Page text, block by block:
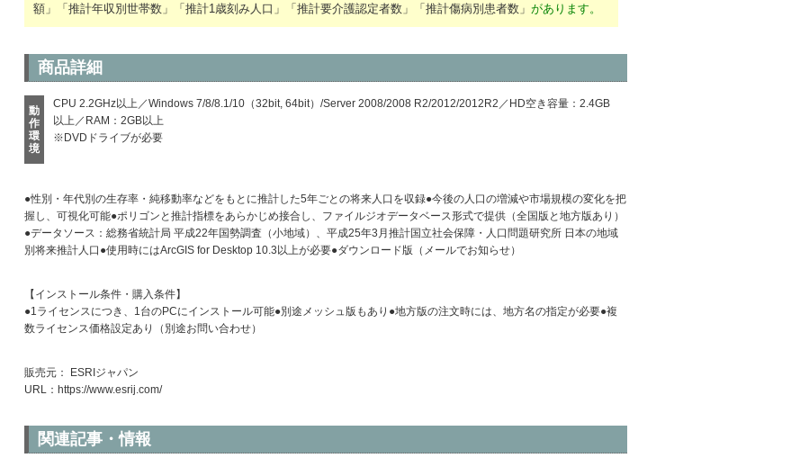
額」
「推計年収別世帯数」 「推計1歳刻み人口」 「推計要介護認定者数」 「推計傷病別患者数」 があります。
商品詳細
動
作
環
境
CPU 2.2GHz以上／Windows 7/8/8.1/10（32bit, 64bit）/Server 2008/2008 R2/2012/2012R2／HD空き容量：2.4GB
以上／RAM：2GB以上
※DVDドライブが必要
●性別・年代別の生存率・純移動率などをもとに推計した5年ごとの将来人口を収録●今後の人口の増減や市場規模の変化を把
握し、可視化可能●ポリゴンと推計指標をあらかじめ接合し、ファイルジオデータベース形式で提供（全国版と地方版あり）
●データソース：総務省統計局 平成22年国勢調査（⼩地域）、平成25年3月推計国立社会保障・人口問題研究所 日本の地域
別将来推計人口●使用時にはArcGIS for Desktop 10.3以上が必要●ダウンロード版（メールでお知らせ）
【インストール条件・購入条件】
●1ライセンスにつき、1台のPCにインストール可能●別途メッシュ版もあり●地方版の注文時には、地方名の指定が必要●複
数ライセンス価格設定あり（別途お問い合わせ）
販売元： ESRIジャパン
URL： https://www.esrij.com/
関連記事・情報